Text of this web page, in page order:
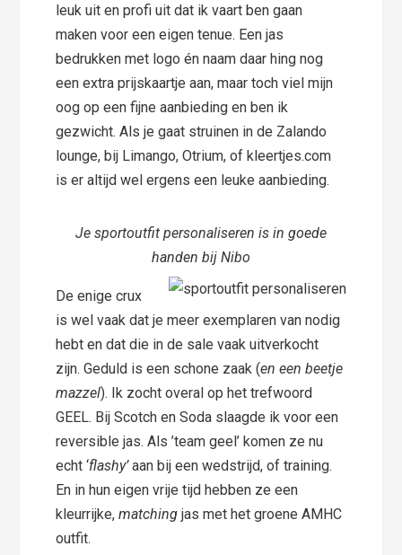
leuk uit en profi uit dat ik vaart ben gaan
maken voor een eigen tenue. Een jas
bedrukken met logo én naam daar hing nog
een extra prijskaartje aan, maar toch viel mijn
oog op een fijne aanbieding en ben ik
gezwicht. Als je gaat struinen in de Zalando
lounge, bij Limango, Otrium, of kleertjes.com
is er altijd wel ergens een leuke aanbieding.
Je sportoutfit personaliseren is in goede
handen bij Nibo
De enige crux
is wel vaak dat je meer exemplaren van nodig
hebt en dat die in de sale vaak uitverkocht
zijn. Geduld is een schone zaak (en een beetje
mazzel). Ik zocht overal op het trefwoord
GEEL. Bij Scotch en Soda slaagde ik voor een
reversible jas. Als ’team geel’ komen ze nu
echt ‘flashy’aan bij een wedstrijd, of training.
En in hun eigen vrije tijd hebben ze een
kleurrijke,matchingjas met het groene AMHC
outfit.